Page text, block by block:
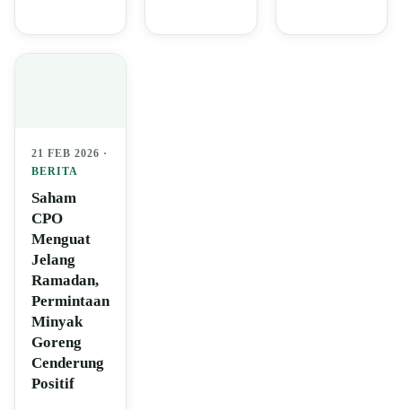
21 FEB 2026 ·
BERITA
Saham
CPO
Menguat
Jelang
Ramadan,
Permintaan
Minyak
Goreng
Cenderung
Positif